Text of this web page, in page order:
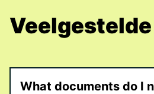
What documents do I